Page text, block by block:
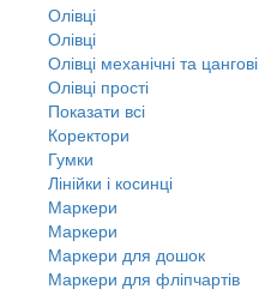
Олівці
Олівці
Олівці механічні та цангові
Олівці прості
Показати всі
Коректори
Гумки
Лінійки і косинці
Маркери
Маркери
Маркери для дошок
Маркери для фліпчартів